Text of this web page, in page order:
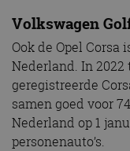
Volkswagen
Ook de Opel
Nederland. In
geregistreerde
samen goed voor
Nederland op 1
personenauto’s.